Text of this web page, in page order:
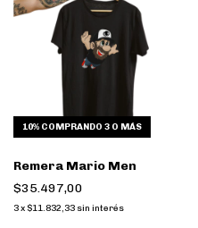
10% COMPRANDO 3 O MÁS
Remera Mario Men
$35.497,00
3x $11.832,33 sin interés